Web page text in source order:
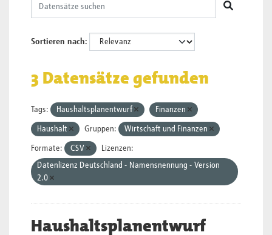
Sortieren nach
3 Datensätze gefunden
Tags: Haushaltsplanentwurf Finanzen
Haushalt Gruppen: Wirtschaft und Finanzen
Formate: CSV
Lizenzen:
Datenlizenz Deutschland - Namensnennung - Version
2.0
Haushaltsplanentwurf